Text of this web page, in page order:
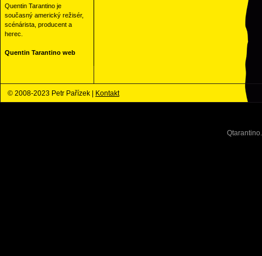
Quentin Tarantino je
současný americký režisér,
scénárista, producent a
herec.
Quentin Tarantino web
© 2008-2023 Petr Pařízek | Kontakt